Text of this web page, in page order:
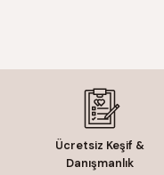
Ücretsiz Keşif &
Danışmanlık